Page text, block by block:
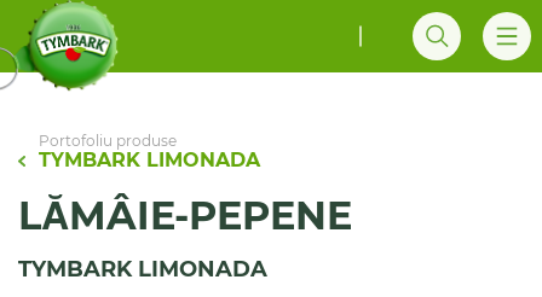
Portofoliu produse
TYMBARK LIMONADA
LĂMÂIE-PEPENE
TYMBARK LIMONADA